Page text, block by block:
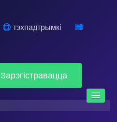
тэхпадтрымкі
Зарэгістравацца